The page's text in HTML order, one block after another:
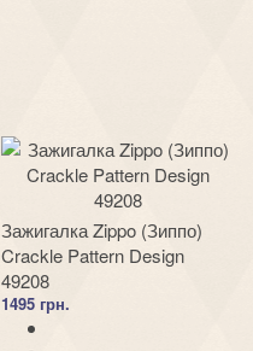
Зажигалка Zippo (Зиппо)
Crackle Pattern Design
49208
1495 грн.